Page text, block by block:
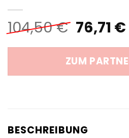
104,50€
Preis
war:
104,50
76,71 €
ZUM
BESCHREIBUNG